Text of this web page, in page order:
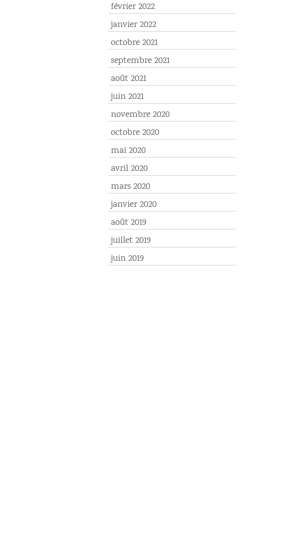
février 2022
janvier 2022
octobre 2021
septembre 2021
août 2021
juin 2021
novembre 2020
octobre 2020
mai 2020
avril 2020
mars 2020
janvier 2020
août 2019
juillet 2019
juin 2019